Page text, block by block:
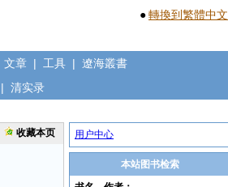
●轉換到繁體中文
文章 | 工具 | 遼海叢書
| 清实录
收藏本页 用户中心
本站图书检索